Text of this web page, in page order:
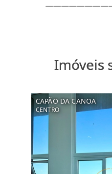
Imóveis
CAPÃO DA CANOA
CENTRO